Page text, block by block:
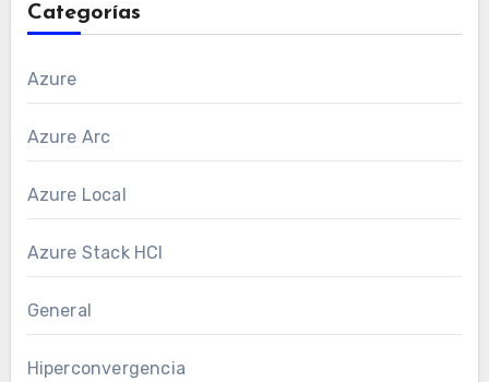
Categorías
Azure
Azure Arc
Azure Local
Azure Stack HCI
General
Hiperconvergencia